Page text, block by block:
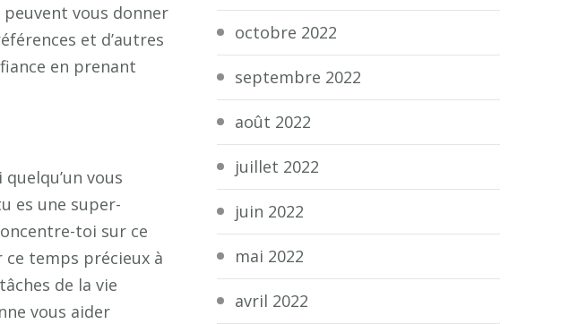
vous donner
et d’autres
en prenant
vous
es une super-
toi sur ce
temps précieux à
de la vie
vous aider
octobre 2022
septembre 2022
août 2022
juillet 2022
juin 2022
mai 2022
avril 2022